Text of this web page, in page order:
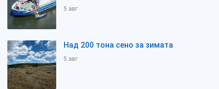
5 авг
Над 200 тона сено за зимата
5 авг